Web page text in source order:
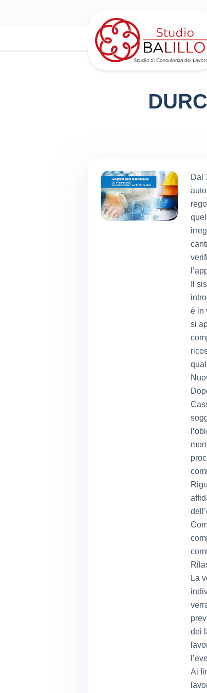
Dal
Il
è in
si
La
dei
Ai